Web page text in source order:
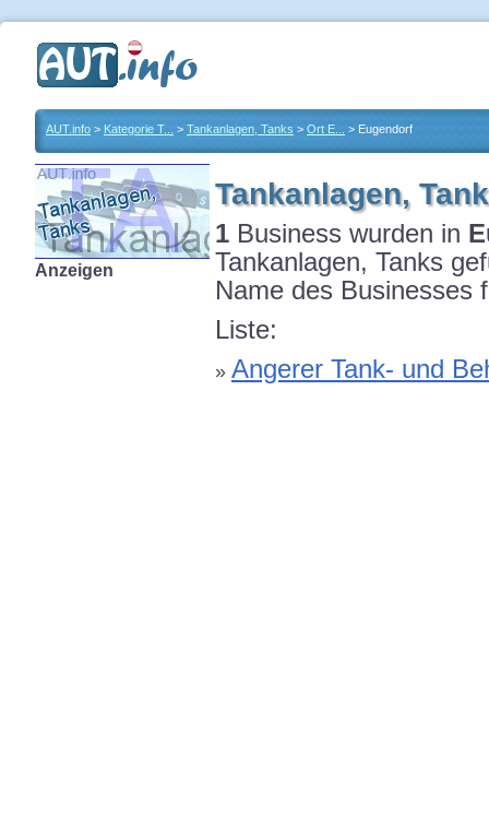
AUT.info > Kategorie T... > Tankanlagen, Tanks > Ort E... > Eugendorf
Anzeigen
Tankanlagen,
1 Business wurden in
Tankanlagen, Tanks
Name des Businesses
Liste:
» Angerer Tank- und